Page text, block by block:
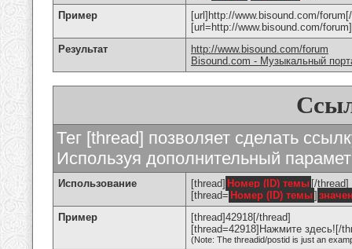
Пример
[url]http://www.bisound.com/
[url=http://www.bisound.com/
Результат
http://www.bisound.com/forum
Bisound.com - Музыкальный
Тег [thread] позволяет сделать
Используя дополнительный
Использование [thread] Номер (ID) темы [/thread]
[thread= Номер (ID) темы]
Пример
[thread]42918[/thread]
[thread=42918]Нажмите здесь![/
(Note: The threadid/postid is just an